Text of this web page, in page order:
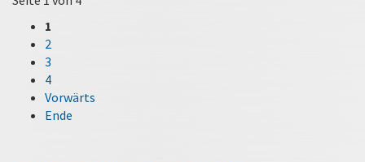
1
2
3
4
Vorwärts
Ende